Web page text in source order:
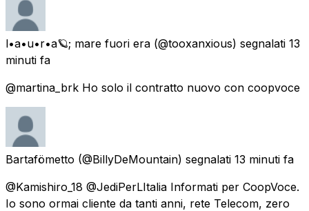
l•a•u•r•a🪐; mare fuori era (@tooxanxious) segnalati 13
minuti fa
@martina_brk Ho solo il contratto nuovo con coopvoce
Bartafömetto (@BillyDeMountain) segnalati 13 minuti fa
@Kamishiro_18 @JediPerLItalia Informati per CoopVoce.
Io sono ormai cliente da tanti anni, rete Telecom, zero